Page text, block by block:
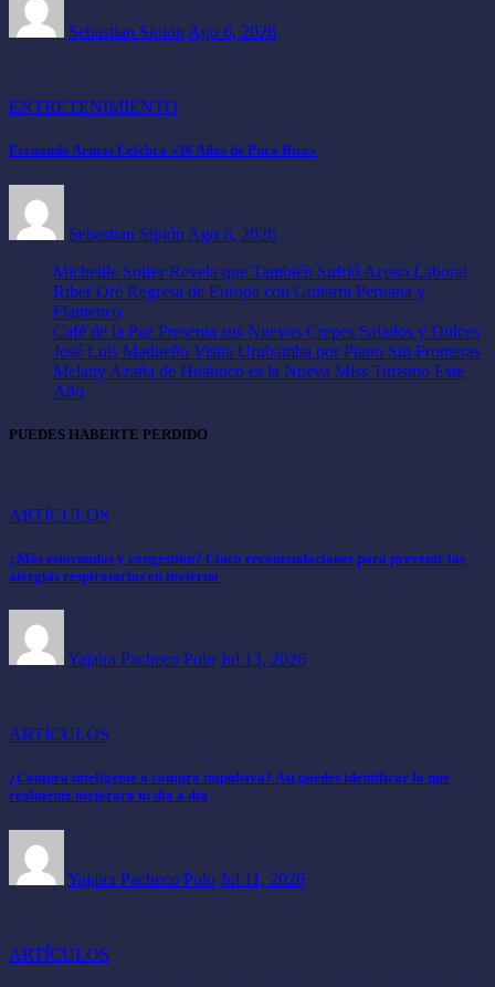
Sebastian Sipión Ago 6, 2026
ENTRETENIMIENTO
Fernando Armas Celebra «36 Años de Pura Risa»
Sebastian Sipión Ago 6, 2026
Micheille Soifer Revela que También Sufrió Acoso Laboral
Riber Oré Regresa de Europa con Guitarra Peruana y
Flamenco
Café de la Paz Presenta sus Nuevos Crepes Salados y Dulces
José Luis Madueño Visita Urubamba por Piano Sin Fronteras
Melany Azaña de Huánuco es la Nueva Miss Turismo Este
Año
PUEDES HABERTE PERDIDO
ARTÍCULOS
¿Más estornudos y congestión? Cinco recomendaciones para prevenir las
alergias respiratorias en invierno
Yajaira Pacheco Polo Jul 13, 2026
ARTÍCULOS
¿Compra inteligente o compra impulsiva? Así puedes identificar lo que
realmente mejorará tu día a día
Yajaira Pacheco Polo Jul 11, 2026
ARTÍCULOS